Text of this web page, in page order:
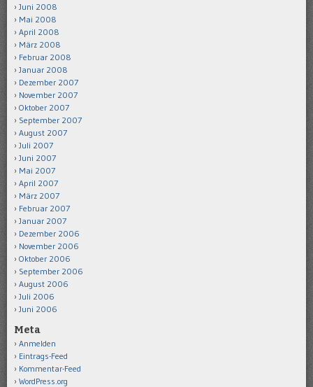
Juni 2008
Mai 2008
April 2008
März 2008
Februar 2008
Januar 2008
Dezember 2007
November 2007
Oktober 2007
September 2007
August 2007
Juli 2007
Juni 2007
Mai 2007
April 2007
März 2007
Februar 2007
Januar 2007
Dezember 2006
November 2006
Oktober 2006
September 2006
August 2006
Juli 2006
Juni 2006
Meta
Anmelden
Eintrags-Feed
Kommentar-Feed
WordPress.org